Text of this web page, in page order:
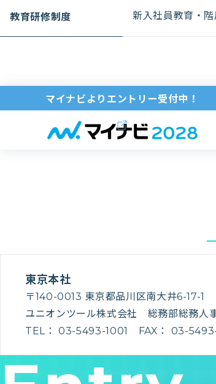
教育研修制度 新入社員教育・
マイナビよりエントリー受付中！
東京本社
〒140-0013 東京都品川区南大井6-17-1
ユニオンツール株式会社 総務部総務人
TEL： 03-5493-1001 FAX： 03-